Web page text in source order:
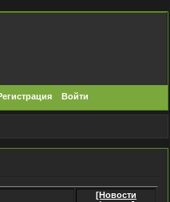
Войти
[Новости